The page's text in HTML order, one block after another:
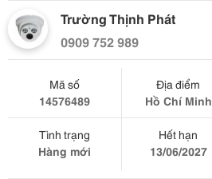
Trường Thịnh Phát
0909 752 989
Mã số
14576489
Địa điểm
Hồ Chí Minh
Tình trạng
Hàng mới
Hết hạn
13/06/2027